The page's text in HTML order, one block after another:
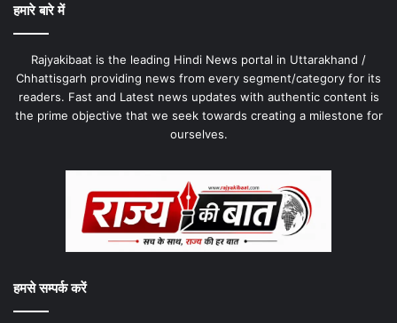
हमारे बारे में
Rajyakibaat is the leading Hindi News portal in Uttarakhand /
Chhattisgarh providing news from every segment/category for its
readers. Fast and Latest news updates with authentic content is
the prime objective that we seek towards creating a milestone for
ourselves.
हमसे सम्पर्क करें